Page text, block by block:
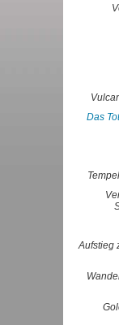
Das
Aufstieg